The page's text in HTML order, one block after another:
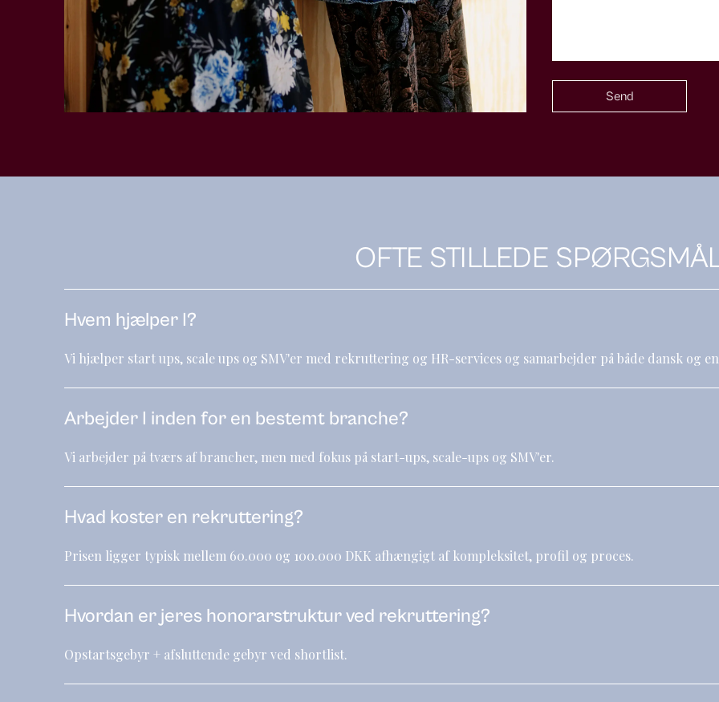
OFTE STILLEDE
Hvem hjælper I?
Vi hjælper start ups, scale ups og SMV'er med rekruttering og HR-services og samarbejder på både dansk og
Arbejder I inden for en bestemt branche?
Vi arbejder på tværs af brancher, men med fokus på start-ups, scale-ups og SMV'er.
Hvad koster en rekruttering?
Prisen ligger typisk mellem 60.000 og 100.000 DKK afhængigt af kompleksitet, profil og proces.
Hvordan er jeres honorarstruktur ved rekruttering?
Opstartsgebyr + afsluttende gebyr ved shortlist.